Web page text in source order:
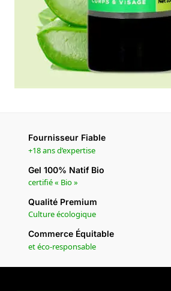
Fournisseur Fiable
+18 ans d’expertise
Gel 100% Natif Bio
certifié « Bio »
Qualité Premium
Culture écologique
Commerce Équitable
et éco-responsable